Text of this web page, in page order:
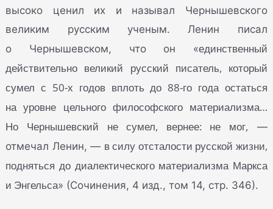
высоко ценил их и называл Чернышевского
великим русским ученым. Ленин писал
о Чернышевском, что он «единственный
действительно великий русский писатель, который
сумел с 50-х годов вплоть до 88-го года остаться
на уровне цельного философского материализма…
Но Чернышевский не сумел, вернее: не мог, —
отмечал Ленин, — в силу отсталости русской жизни,
подняться до диалектического материализма Маркса
и Энгельса» (Сочинения, 4 изд., том 14, стр. 346).